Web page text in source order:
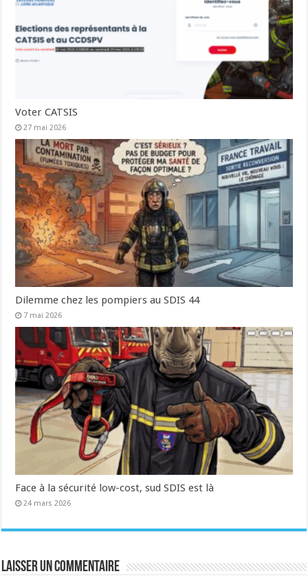
Voter CATSIS
27 mai 2026
Dilemme chez les pompiers au SDIS 44
7 mai 2026
Face à la sécurité low-cost, sud SDIS est là
24 mars 2026
Laisser un commentaire